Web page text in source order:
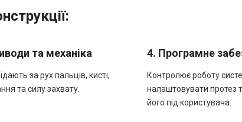
та механіка
за рух пальців, кисті,
та силу захвату.
4. Програмне
Контролює роботу
налаштовувати протез
його під користувача.